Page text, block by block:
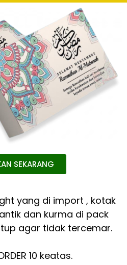
SEKARANG
yang di import , kotak
dan kurma di pack
agar tidak tercemar.
10 keatas.